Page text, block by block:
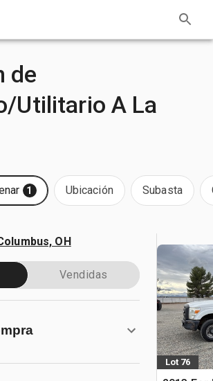
de
Utilitario A La
1 Ubicación Subasta
OH
Vendidas
Lot 76